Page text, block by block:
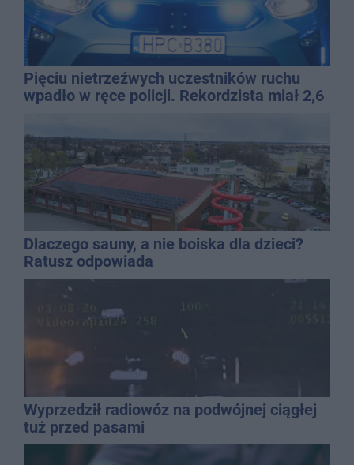
Pięciu nietrzeźwych uczestników ruchu
wpadło w ręce policji. Rekordzista miał 2,6
Dlaczego sauny, a nie boiska dla dzieci?
Ratusz odpowiada
Wyprzedził radiowóz na podwójnej ciągłej
tuż przed pasami